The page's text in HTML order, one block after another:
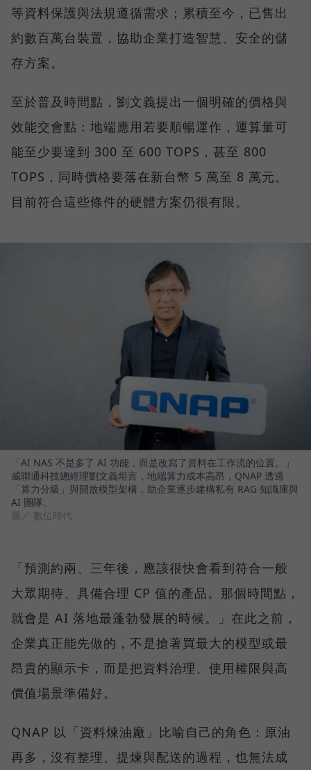
等資料保護與法規遵循需求；累積至今，已售出
約數百萬台裝置，協助企業打造智慧、安全的儲
存方案。
至於普及時間點，劉文義提出一個明確的價格與
效能交會點：地端應用若要順暢運作，運算量可
能至少要達到 300 至 600 TOPS，甚至 800
TOPS，同時價格要落在新台幣 5 萬至 8 萬元。
目前符合這些條件的硬體方案仍很有限。
「AI NAS 不是多了 AI 功能，而是改寫了資料在工作流的位置。」
威聯通科技總經理劉文義坦言，地端算力成本高昂，QNAP 透過
「算力分級」與開放模型架構，助企業逐步建構私有 RAG 知識庫與
AI 團隊。
圖／ 數位時代
「預測約兩、三年後，應該很快會看到符合一般
大眾期待、具備合理 CP 值的產品。那個時間點，
就會是 AI 落地最蓬勃發展的時候。」在此之前，
企業真正能先做的，不是搶著買最大的模型或最
昂貴的顯示卡，而是把資料治理、使用權限與高
價值場景準備好。
QNAP 以「資料煉油廠」比喻自己的角色：原油
再多，沒有整理、提煉與配送的過程，也無法成